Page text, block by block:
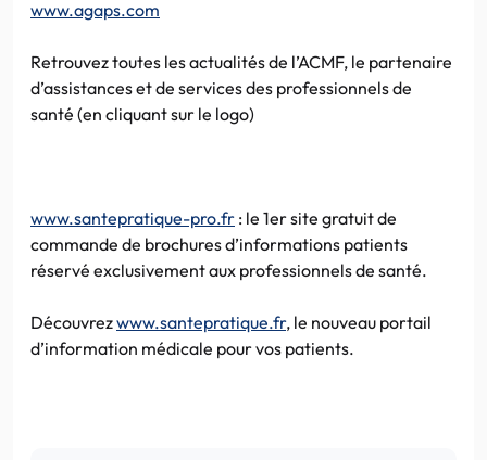
www.agaps.com
Retrouvez toutes les actualités de l’ACMF, le partenaire
d’assistances et de services des professionnels de
santé (en cliquant sur le logo)
www.santepratique-pro.fr : le 1er site gratuit de
commande de brochures d’informations patients
réservé exclusivement aux professionnels de santé.
Découvrezwww.santepratique.fr, le nouveau portail
d’information médicale pour vos patients.